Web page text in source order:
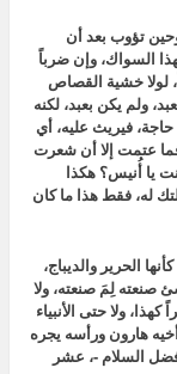
تؤوب بعد أن
السواك، وإن ضرباً
لولا خشية القصاص
ولم يكن بعبد، لكنه
فيريث عليه، أي
عتمت إلا أن شعرت
يا أُنيس؟ هكذا
له، فقط هذا ما كان
الحرير والديباج،
لِمَ صنعته، ولا
ولا حتى الأنبياء
هارون ورأسه يجره
السلام -، عشر